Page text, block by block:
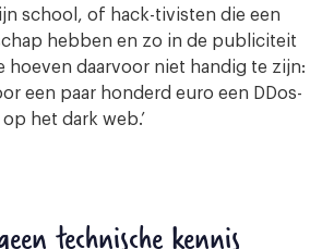
school, of hack-tivisten die een
hebben en zo in de publiciteit
hoeven daarvoor niet handig te zijn:
een paar honderd euro een DDos-
het dark web.’
technische kennis